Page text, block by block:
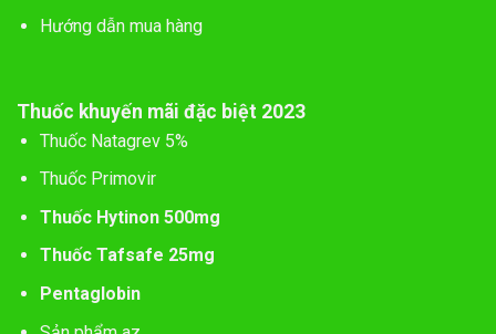
Hướng dẫn mua hàng
Thuốc khuyến mãi đặc biệt 2023
Thuốc Natagrev 5%
Thuốc Primovir
Thuốc Hytinon 500mg
Thuốc Tafsafe 25mg
Pentaglobin